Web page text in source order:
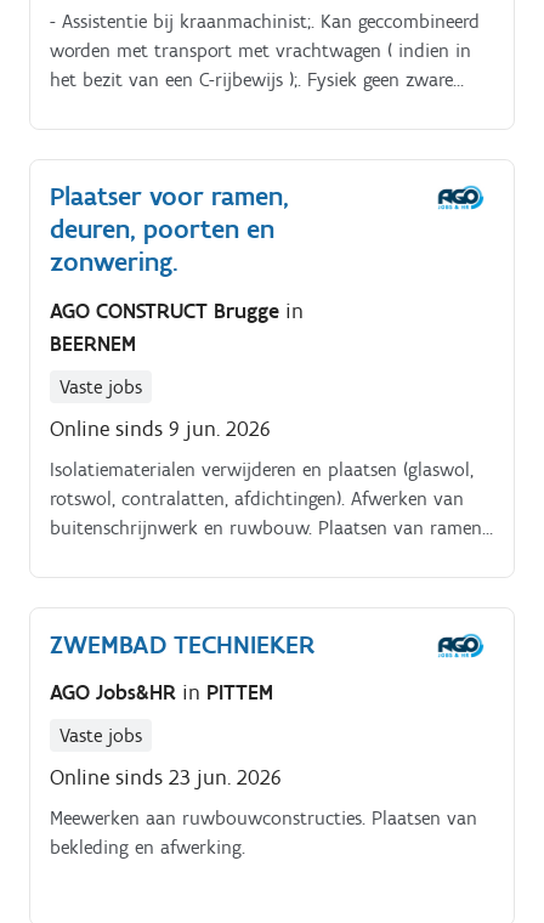
- Assistentie bij kraanmachinist;. Kan geccombineerd
worden met transport met vrachtwagen ( indien in
het bezit van een C-rijbewijs );. Fysiek geen zware
Plaatser voor ramen,
deuren, poorten en
zonwering.
AGO CONSTRUCT Brugge in
BEERNEM
Vaste jobs
Online sinds 9 jun. 2026
Isolatiematerialen verwijderen en plaatsen (glaswol,
rotswol, contralatten, afdichtingen). Afwerken van
buitenschrijnwerk en ruwbouw. Plaatsen van ramen,
Voorbereiden en inrichten van de werf.
ZWEMBAD TECHNIEKER
AGO Jobs&HR in PITTEM
Vaste jobs
Online sinds 23 jun. 2026
Meewerken aan ruwbouwconstructies. Plaatsen van
bekleding en afwerking.